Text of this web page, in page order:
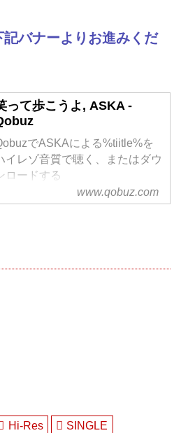
バナーよりお進みくだ
って歩こうよ, ASKA -
でASKAによる%tiitle%を
イレゾ音質で聴く、またはダウ
ロードする
サブスクリプションは¥1,280/月
ら
www.qobuz.com
Hi-Res SINGLE